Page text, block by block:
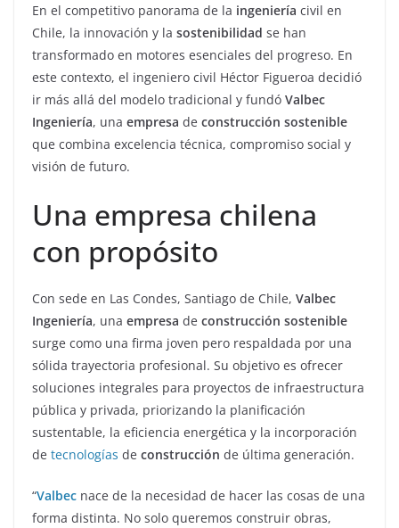
En el competitivo panorama de la ingeniería civil en
Chile, la innovación y la sostenibilidad se han
transformado en motores esenciales del progreso. En
este contexto, el ingeniero civil Héctor Figueroa decidió
ir más allá del modelo tradicional y fundó Valbec
Ingeniería, una empresa de construcción sostenible
que combina excelencia técnica, compromiso social y
visión de futuro.
Una empresa chilena
con propósito
Con sede en Las Condes, Santiago de Chile, Valbec
Ingeniería, una empresa de construcción sostenible
surge como una firma joven pero respaldada por una
sólida trayectoria profesional. Su objetivo es ofrecer
soluciones integrales para proyectos de infraestructura
pública y privada, priorizando la planificación
sustentable, la eficiencia energética y la incorporación
de tecnologías de construcción de última generación.
“Valbec nace de la necesidad de hacer las cosas de una
forma distinta. No solo queremos construir obras,